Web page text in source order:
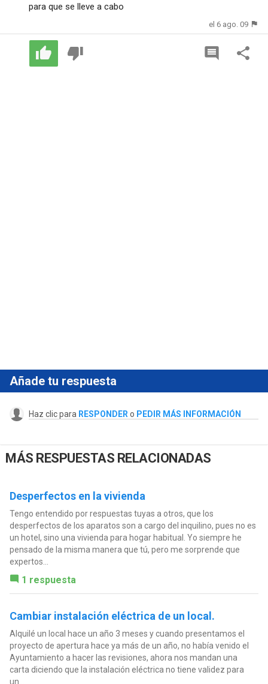
para que se lleve a cabo
el 6 ago. 09
Añade tu respuesta
Haz clic para RESPONDER o PEDIR MÁS INFORMACIÓN
MÁS RESPUESTAS RELACIONADAS
Desperfectos en la vivienda
Tengo entendido por respuestas tuyas a otros, que los
desperfectos de los aparatos son a cargo del inquilino, pues no es
un hotel, sino una vivienda para hogar habitual. Yo siempre he
pensado de la misma manera que tú, pero me sorprende que
expertos...
1 respuesta
Cambiar instalación eléctrica de un local.
Alquilé un local hace un año 3 meses y cuando presentamos el
proyecto de apertura hace ya más de un año, no había venido el
Ayuntamiento a hacer las revisiones, ahora nos mandan una
carta diciendo que la instalación eléctrica no tiene validez para
un...